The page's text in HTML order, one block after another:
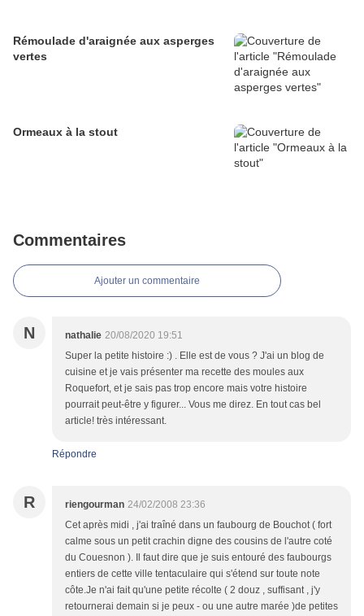
Rémoulade d'araignée aux asperges
vertes
Ormeaux à la stout
Commentaires
Ajouter un commentaire
N nathalie 20/08/2020 19:51
Super la petite histoire :) . Elle est de vous ? J'ai un blog de
cuisine et je vais présenter ma recette des moules aux
Roquefort, et je sais pas trop encore mais votre histoire
pourrait peut-être y figurer... Vous me direz. En tout cas bel
article! très intéressant.
Répondre
R riengourman 24/02/2008 23:36
Cet après midi , j'ai traîné dans un faubourg de Bouchot ( fort
calme sous un petit crachin digne des cousins de l'autre coté
du Couesnon ). Il faut dire que je suis entouré des faubourgs
entiers de cette ville tentaculaire qui s'étend sur toute note
côte.Je n'ai fait qu'une petite récolte ( 2 douz , suffisant , j'y
retournerai demain si je peux - ou une autre marée )de petites